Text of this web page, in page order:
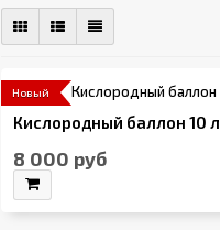
Новый
Кислородный баллон 10 л
8 000 руб